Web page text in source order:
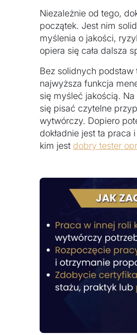
Niezależnie od tego,
początek. Jest nim
myślenia o jakości,
opiera się cała dalsza
Bez solidnych podstaw
najwyższa funkcja
się myśleć jakością.
się pisać czytelne
wytwórczy. Dopiero
dokładnie jest ta
kim jest dobry tester